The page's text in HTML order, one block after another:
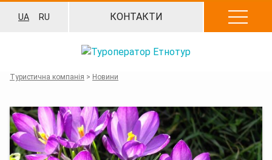
UA RU КОНТАКТИ
Туристична компанія > Новини